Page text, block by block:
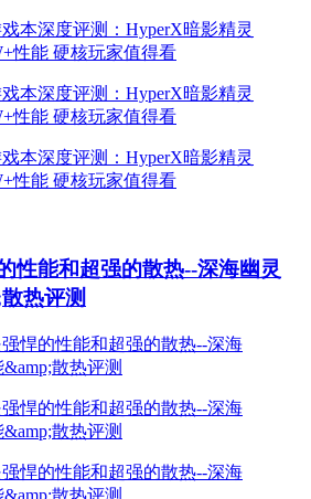
性能和超强的散热--深海幽灵
热评测